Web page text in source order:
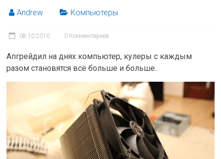
Andrew Компьютеры
08.10.2010 0 Комментариев
Апгрейдил на днях компьютер, кулеры с каждым
разом становятся всё больше и больше..